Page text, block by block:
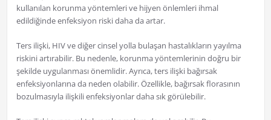
kullanılan korunma yöntemleri ve hijyen önlemleri ihmal
edildiğinde enfeksiyon riski daha da artar.
Ters ilişki, HIV ve diğer cinsel yolla bulaşan hastalıkların yayılma
riskini artırabilir. Bu nedenle, korunma yöntemlerinin doğru bir
şekilde uygulanması önemlidir. Ayrıca, ters ilişki bağırsak
enfeksiyonlarına da neden olabilir. Özellikle, bağırsak florasının
bozulmasıyla ilişkili enfeksiyonlar daha sık görülebilir.